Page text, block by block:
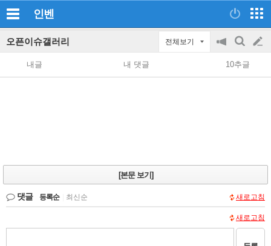
인벤
오픈이슈갤러리 전체보기
공
지
on/off
검
색
글
쓰
내글 내 댓글 10추글
[본문 보기]
댓글 등록순 최신순 새로고침
새로고침